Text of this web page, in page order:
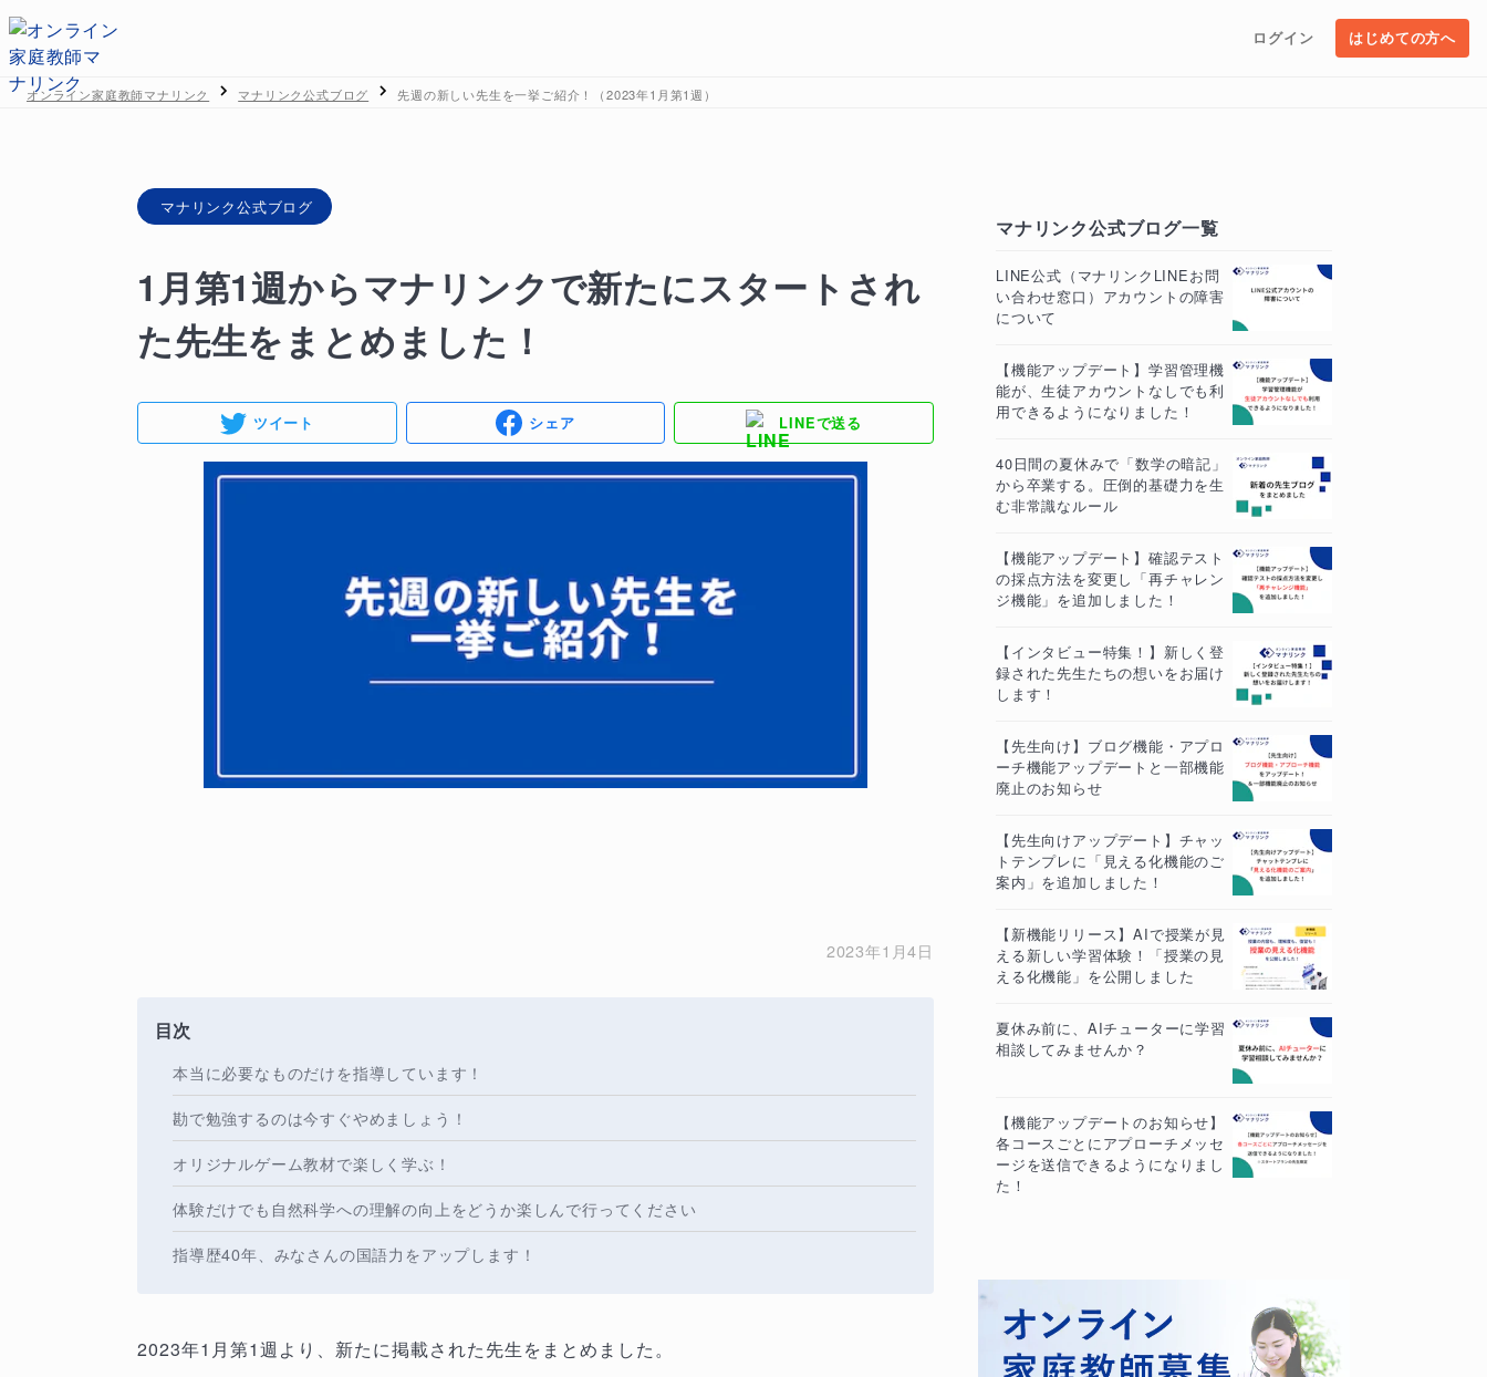
ログイン はじめての方へ
オンライン家庭教師マナリンク マナリンク公式ブログ 先週の新しい先生を一挙ご紹介！（2023年1月第1週）
マナリンク公式ブログ
1月第1週からマナリンクで新たにスタートされ
た先生をまとめました！
ツイート シェア LINEで送る
2023年1月4日
目次
本当に必要なものだけを指導しています！
勘で勉強するのは今すぐやめましょう！
オリジナルゲーム教材で楽しく学ぶ！
体験だけでも自然科学への理解の向上をどうか楽しんで行ってください
指導歴40年、みなさんの国語力をアップします！
2023年1月第1週より、新たに掲載された先生をまとめました。
マナリンク公式ブログ一覧
LINE公式（マナリンクLINEお問
い合わせ窓口）アカウントの障害
について
【機能アップデート】学習管理機
能が、生徒アカウントなしでも利
用できるようになりました！
40日間の夏休みで「数学の暗記」
から卒業する。圧倒的基礎力を生
む非常識なルール
【機能アップデート】確認テスト
の採点方法を変更し「再チャレン
ジ機能」を追加しました！
【インタビュー特集！】新しく登
録された先生たちの想いをお届け
します！
【先生向け】ブログ機能・アプロ
ーチ機能アップデートと一部機能
廃止のお知らせ
【先生向けアップデート】チャッ
トテンプレに「見える化機能のご
案内」を追加しました！
【新機能リリース】AIで授業が見
える新しい学習体験！「授業の見
える化機能」を公開しました
夏休み前に、AIチューターに学習
相談してみませんか？
【機能アップデートのお知らせ】
各コースごとにアプローチメッセ
ージを送信できるようになりまし
た！